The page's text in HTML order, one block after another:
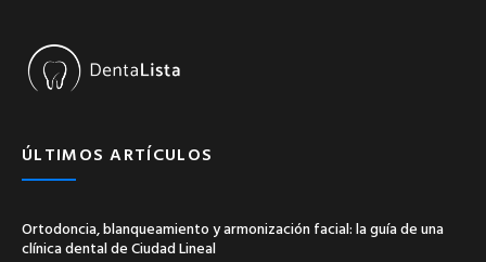
ÚLTIMOS ARTÍCULOS
Ortodoncia, blanqueamiento y armonización facial: la guía de una
clínica dental de Ciudad Lineal